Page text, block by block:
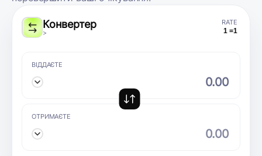
Конвертер
>
RATE
1 =1
ВІДДАЄТЕ
ОТРИМАЄТЕ